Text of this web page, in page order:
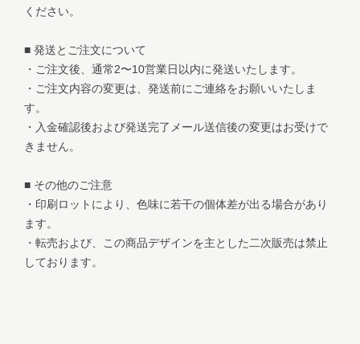
ください。
■ 発送とご注文について
・ご注文後、通常2〜10営業日以内に発送いたします。
・ご注文内容の変更は、発送前にご連絡をお願いいたしま
す。
・入金確認後および発送完了メール送信後の変更はお受けで
きません。
■ その他のご注意
・印刷ロットにより、色味に若干の個体差が出る場合があり
ます。
・転売および、この商品デザインを主とした二次販売は禁止
しております。